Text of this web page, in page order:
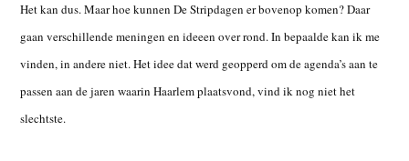
Het kan dus. Maar hoe kunnen De Stripdagen er bovenop komen? Daar
gaan verschillende meningen en ideeen over rond. In bepaalde kan ik me
vinden, in andere niet. Het idee dat werd geopperd om de agenda’s aan te
passen aan de jaren waarin Haarlem plaatsvond, vind ik nog niet het
slechtste.